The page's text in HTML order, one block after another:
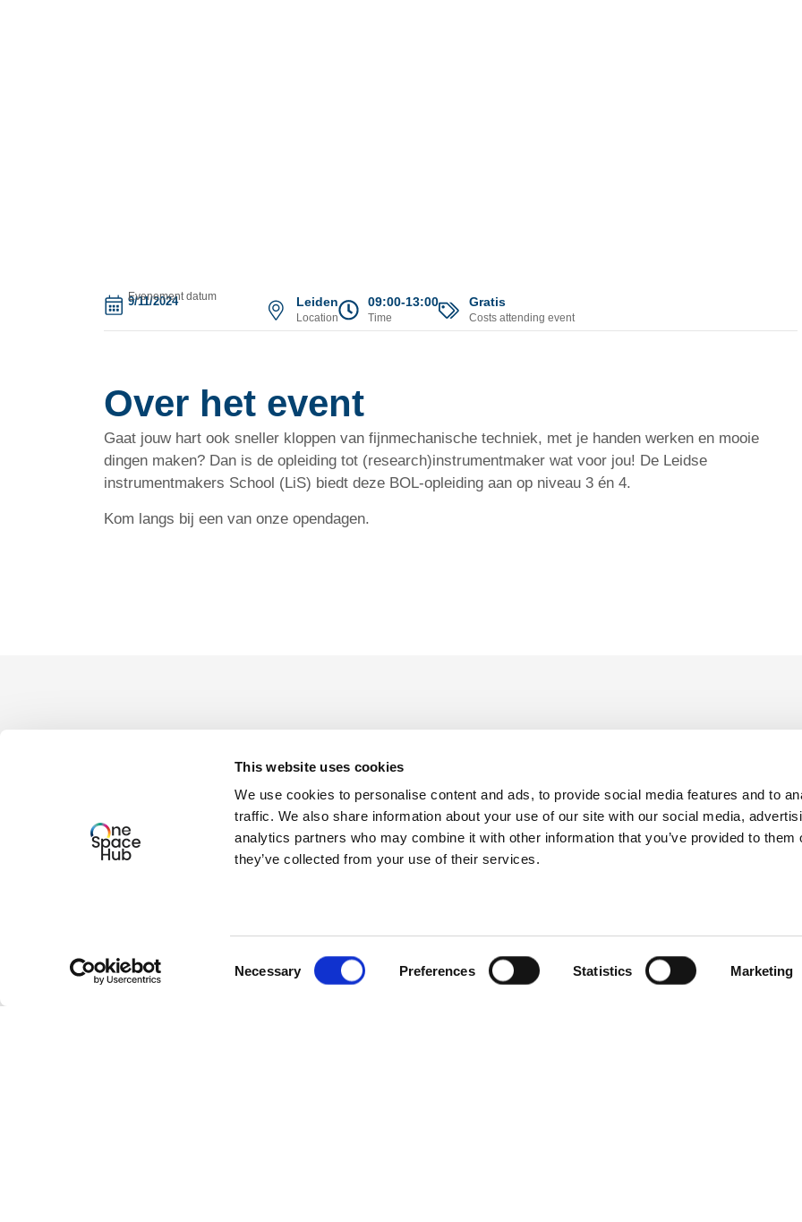
This website uses cookies
We use cookies to personalise content and ads, to provide social media features and to
traffic. We also share information about your use of our site with our social media,
analytics partners who may combine it with other information that you’ve provided to them
they’ve collected from your use of their services.
Selection
Necessary Preferences Statistics Marketing
9/11/2024
Evenement datum Leiden
Location
09:00-13:00
Time
Gratis
Costs attending event
Over het event
Gaat jouw hart ook sneller kloppen van fijnmechanische techniek, met je handen werken en mooie
dingen maken? Dan is de opleiding tot (research)instrumentmaker wat voor jou! De Leidse
instrumentmakers School (LiS) biedt deze BOL-opleiding aan op niveau 3 én 4.
Kom langs bij een van onze opendagen.
Er zijn gerelateerde programma's die in het Nederlands gegeven